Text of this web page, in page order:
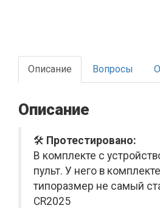
Описание Вопросы
Описание
🛠️ Протестировано:
В комплекте с
пульт. У него в
типоразмер не самый
CR2025